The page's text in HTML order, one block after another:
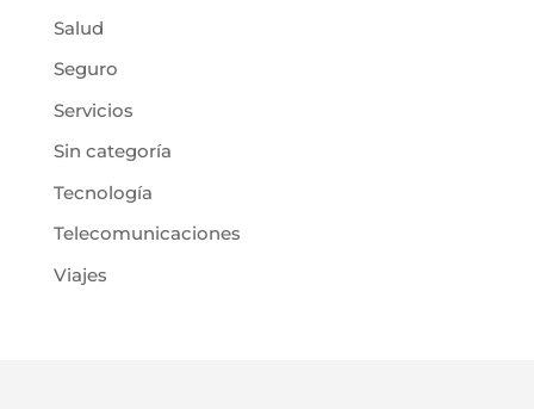
Salud
Seguro
Servicios
Sin categoría
Tecnología
Telecomunicaciones
Viajes